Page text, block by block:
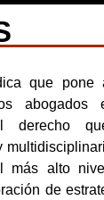
que pone
abogados
derecho
más alto
de